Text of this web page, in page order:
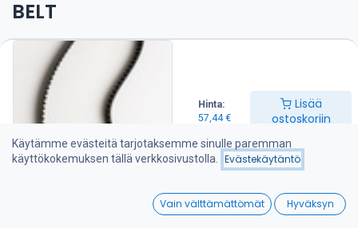
Hinta:
57,44€
Lisää
ostoskoriin
Wishlist
BELT
Hihna on suositeltava pitää varalla veneessä
57,44€
Lisää ostoskoriin
Lisää toivelistalle
Käytämme evästeitä tarjotaksemme sinulle paremman
käyttökokemuksen tällä verkkosivustolla.
Evästekäytäntö
Vain välttämättömät Hyväksyn